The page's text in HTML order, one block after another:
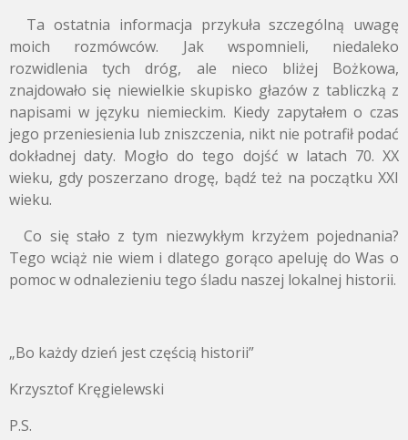
Ta ostatnia informacja przykuła szczególną uwagę
moich rozmówców. Jak wspomnieli, niedaleko
rozwidlenia tych dróg, ale nieco bliżej Bożkowa,
znajdowało się niewielkie skupisko głazów z tabliczką z
napisami w języku niemieckim. Kiedy zapytałem o czas
jego przeniesienia lub zniszczenia, nikt nie potrafił podać
dokładnej daty. Mogło do tego dojść w latach 70. XX
wieku, gdy poszerzano drogę, bądź też na początku XXI
wieku.
Co się stało z tym niezwykłym krzyżem pojednania?
Tego wciąż nie wiem i dlatego gorąco apeluję do Was o
pomoc w odnalezieniu tego śladu naszej lokalnej historii.
„Bo każdy dzień jest częścią historii”
Krzysztof Kręgielewski
P.S.